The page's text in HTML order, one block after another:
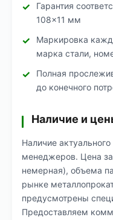
Гарантия
108×11 мм
Маркировка
марка стали,
Полная
до конечного
Наличие и
Наличие актуального
менеджеров. Цена
немерная), объема
рынке
предусмотрены
Предоставляем